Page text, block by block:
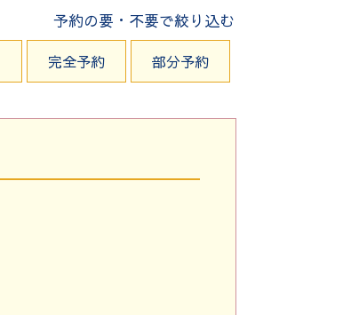
予約の要・不要で絞り込む
完全予約 部分予約